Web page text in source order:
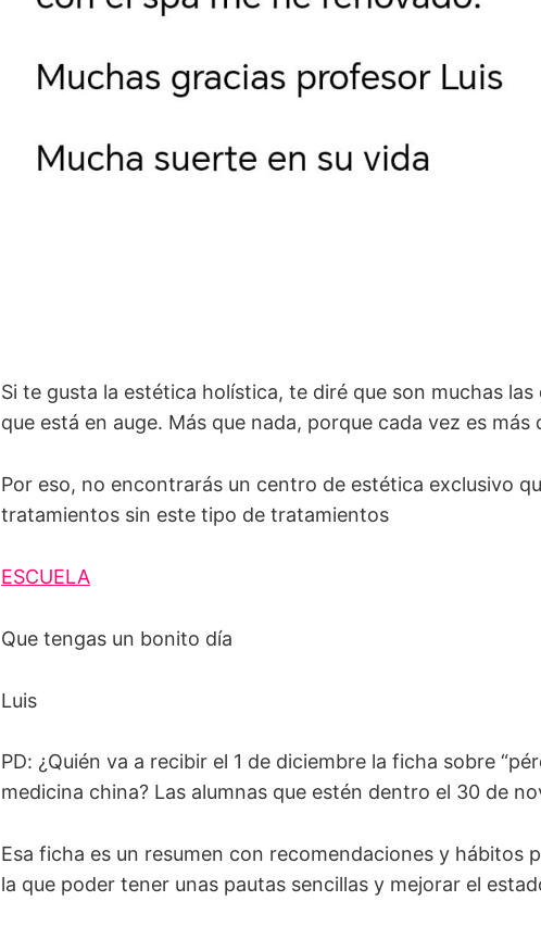
Si te gusta la estética holística, te diré que son muchas
que está en auge. Más que nada, porque cada vez es más
Por eso, no encontrarás un centro de estética exclusivo
tratamientos sin este tipo de tratamientos
ESCUELA
Que tengas un bonito día
Luis
PD: ¿Quién va a recibir el 1 de diciembre la ficha sobre
medicina china? Las alumnas que estén dentro el 30 de
Esa ficha es un resumen con recomendaciones y hábitos
la que poder tener unas pautas sencillas y mejorar el